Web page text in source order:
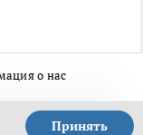
о нас
Принять